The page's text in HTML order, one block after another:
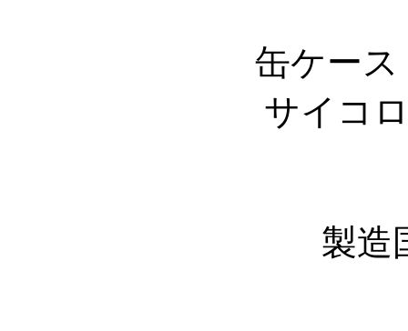
缶ケー
サイコ
製